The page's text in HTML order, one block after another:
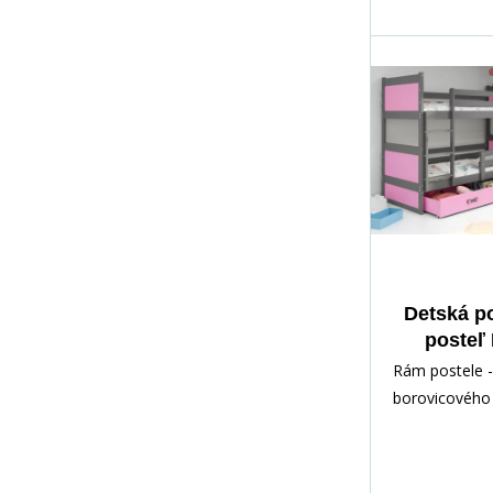
Detská
posteľ
zásuvkou
vrátane
Rám postele